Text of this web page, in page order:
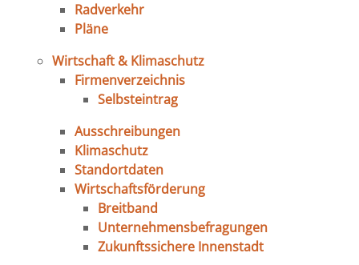
Radverkehr
Pläne
Wirtschaft & Klimaschutz
Firmenverzeichnis
Selbsteintrag
Ausschreibungen
Klimaschutz
Standortdaten
Wirtschaftsförderung
Breitband
Unternehmensbefragungen
Zukunftssichere Innenstadt